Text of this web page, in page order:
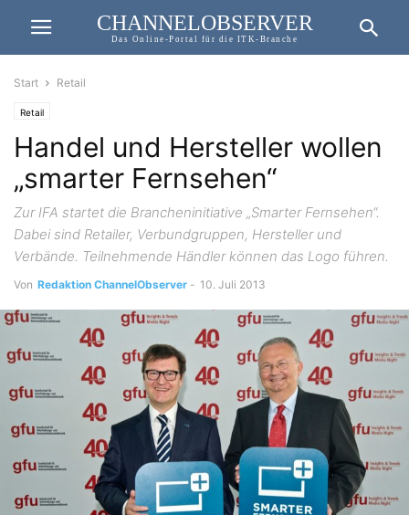
CHANNELOBSERVER
Das Online-Portal für die ITK-Branche
Start Retail
Retail
Handel und Hersteller wollen
„smarter Fernsehen“
Zur IFA startet die Brancheninitiative „Smarter Fernsehen“.
Dabei sind Retailer, Verbundgruppen, Hersteller und
Verbände. Teilnehmende Händler können das Logo führen.
Von Redaktion ChannelObserver - 10. Juli 2013